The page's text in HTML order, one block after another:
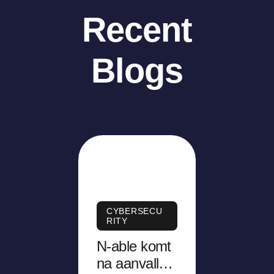
Recent
Blogs
CYBERSECU
RITY
N-able komt
na aanvallen